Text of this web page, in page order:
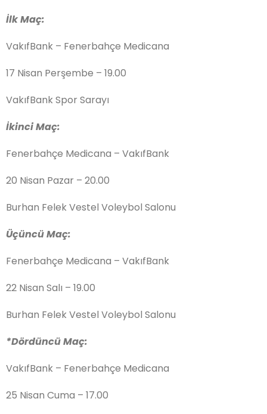
İlk Maç:
VakıfBank – Fenerbahçe Medicana
17 Nisan Perşembe – 19.00
VakıfBank Spor Sarayı
İkinci Maç:
Fenerbahçe Medicana – VakıfBank
20 Nisan Pazar – 20.00
Burhan Felek Vestel Voleybol Salonu
Üçüncü Maç:
Fenerbahçe Medicana – VakıfBank
22 Nisan Salı – 19.00
Burhan Felek Vestel Voleybol Salonu
*Dördüncü Maç:
VakıfBank – Fenerbahçe Medicana
25 Nisan Cuma – 17.00